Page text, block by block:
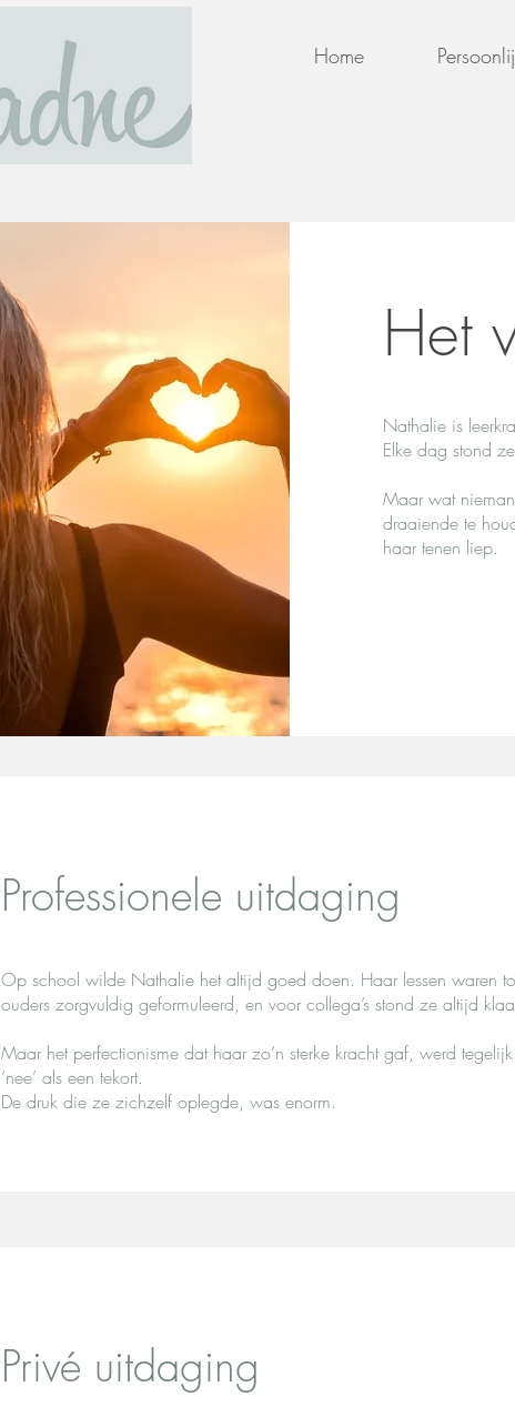
Home
Het
Nathalie is
Elke dag stond
Maar wat
draaiende te
haar tenen liep.
Professionele uitdaging
Op school wilde Nathalie het altijd goed doen. Haar lessen waren
ouders zorgvuldig geformuleerd, en voor collega’s stond ze altijd
Maar het perfectionisme dat haar zo’n sterke kracht gaf, werd
‘nee’ als een tekort.
De druk die ze zichzelf oplegde, was enorm.
Privé uitdaging